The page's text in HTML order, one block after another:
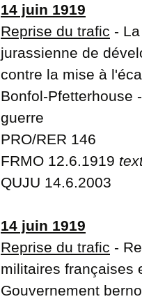
14 juin 1919
Reprise du trafic -
jurassienne de
contre la mise à
Bonfol-Pfetterhouse
guerre
PRO/RER 146
FRMO 12.6.1919
QUJU 14.6.2003
14 juin 1919
Reprise du trafic -
militaires françaises
Gouvernement